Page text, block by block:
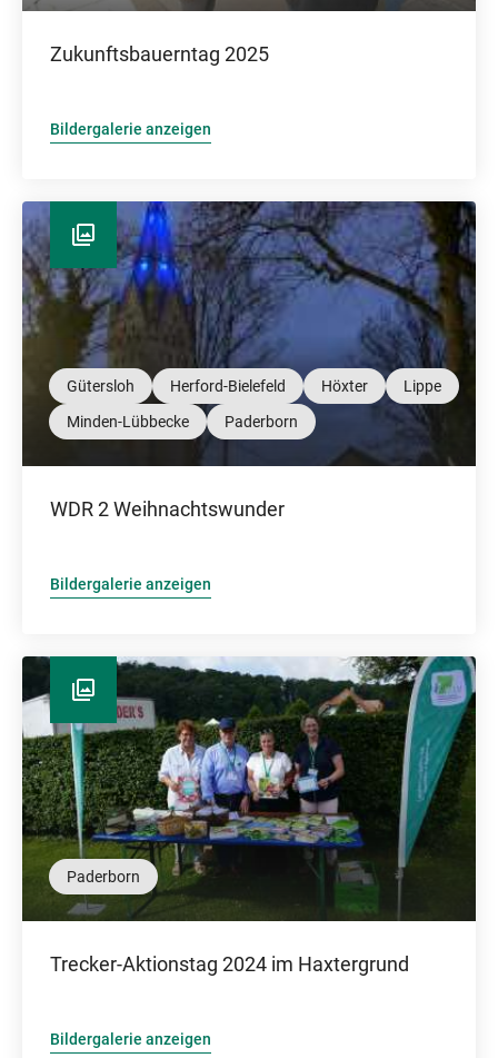
Zukunftsbauerntag 2025
Bildergalerie anzeigen
Gütersloh Herford-Bielefeld Höxter
Lippe
Minden-Lübbecke
Paderborn
WDR 2 Weihnachtswunder
Bildergalerie anzeigen
Paderborn
Trecker-Aktionstag 2024 im Haxtergrund
Bildergalerie anzeigen